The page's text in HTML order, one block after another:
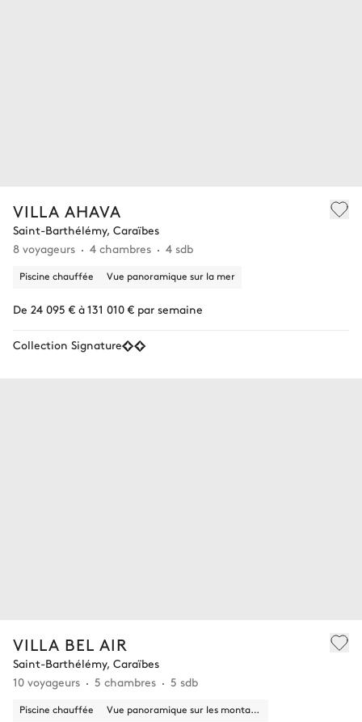
VILLA AHAVA
Saint-Barthélémy, Caraïbes
8 voyageurs
4 chambres 4 sdb
Piscine chauffée Vue panoramique sur la mer
De 24 095 € à 131 010 € par semaine
Collection Signature
VILLA BEL AIR
Saint-Barthélémy, Caraïbes
10 voyageurs
5 chambres 5 sdb
Piscine chauffée Vue panoramique sur les montagnes